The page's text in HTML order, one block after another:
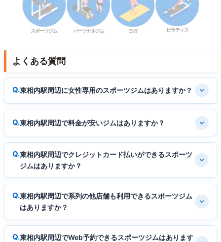
スポーツジム パーソナルジム ヨガ ピラティス
よくある質問
東相内駅周辺に女性専用のスポーツジムはありますか？
東相内駅周辺で料金が安いジムはありますか？
東相内駅周辺でクレジットカード払いができるスポーツ
ジムはありますか？
東相内駅周辺で系列の他店舗も利用できるスポーツジム
はありますか？
東相内駅周辺でWeb予約できるスポーツジムはあります